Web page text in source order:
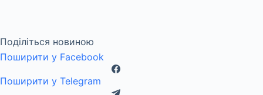
Поділіться новиною
Поширити у Facebook
Поширити у Telegram